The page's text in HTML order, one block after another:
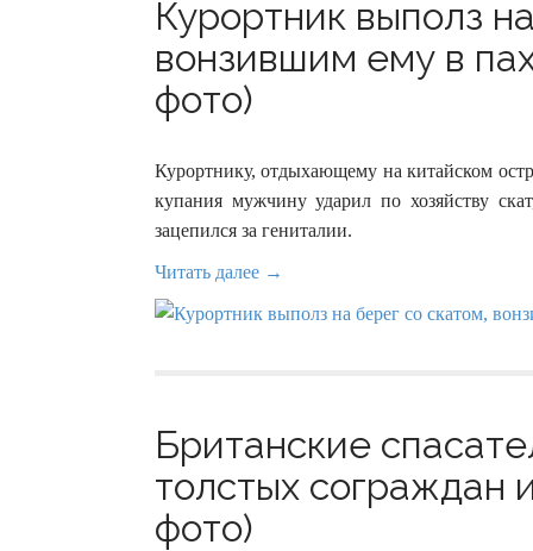
Курортник выполз
вонзившим ему в
фото)
Курортнику, отдыхающему на китайском
купания мужчину ударил по хозяйству
зацепился за гениталии.
Читать далее →
Британские
толстых сограждан
фото)